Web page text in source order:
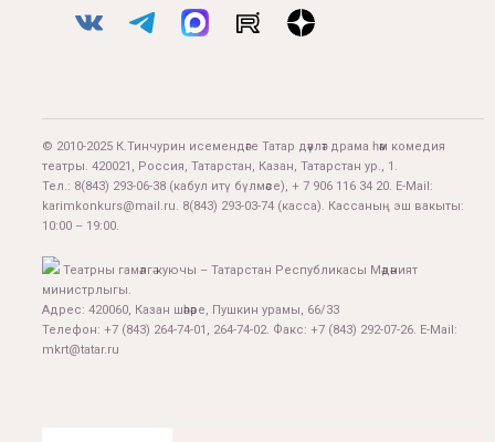
© 2010-2025 К.Тинчурин исемендәге Татар дәүләт драма һәм комедия
театры. 420021, Россия, Татарстан, Казан, Татарстан ур., 1.
Тел.: 8(843) 293-06-38 (кабул итү бүлмәсе), + 7 906 116 34 20. E-Mail:
karimkonkurs@mail.ru. 8(843) 293-03-74 (касса). Кассаның эш вакыты:
10:00 – 19:00.
Театрны гамәлгә куючы – Татарстан Республикасы Мәдәният
министрлыгы.
Адрес: 420060, Казан шәһәре, Пушкин урамы, 66/33
Телефон: +7 (843) 264-74-01, 264-74-02. Факс: +7 (843) 292-07-26. E-Mail:
mkrt@tatar.ru